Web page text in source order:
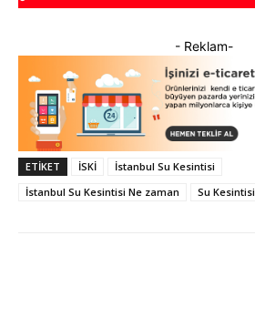
- Reklam-
ETIKET İSKİ
İstanbul Su Kesintisi
İstanbul Su Kesintisi Ne zaman
Su Kesintisi